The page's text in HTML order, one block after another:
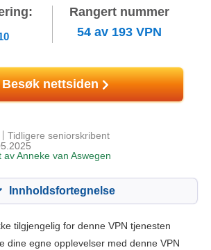
Rangert nummer
54 av 193VPN
Besøk nettsiden
av Anneke van Aswegen
Tidligere seniorskribent
Innholdsfortegnelse
6.5
tilgjengelig for denne VPN tjenesten
dine egne opplevelser med denne VPN